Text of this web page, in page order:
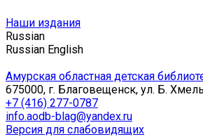
Наши издания
Russian
Russian English
Амурская областная детская
675000, г. Благовещенск, ул. Б.
+7 (416) 277-0787
info.aodb-blag@yandex.ru
Версия для слабовидящих